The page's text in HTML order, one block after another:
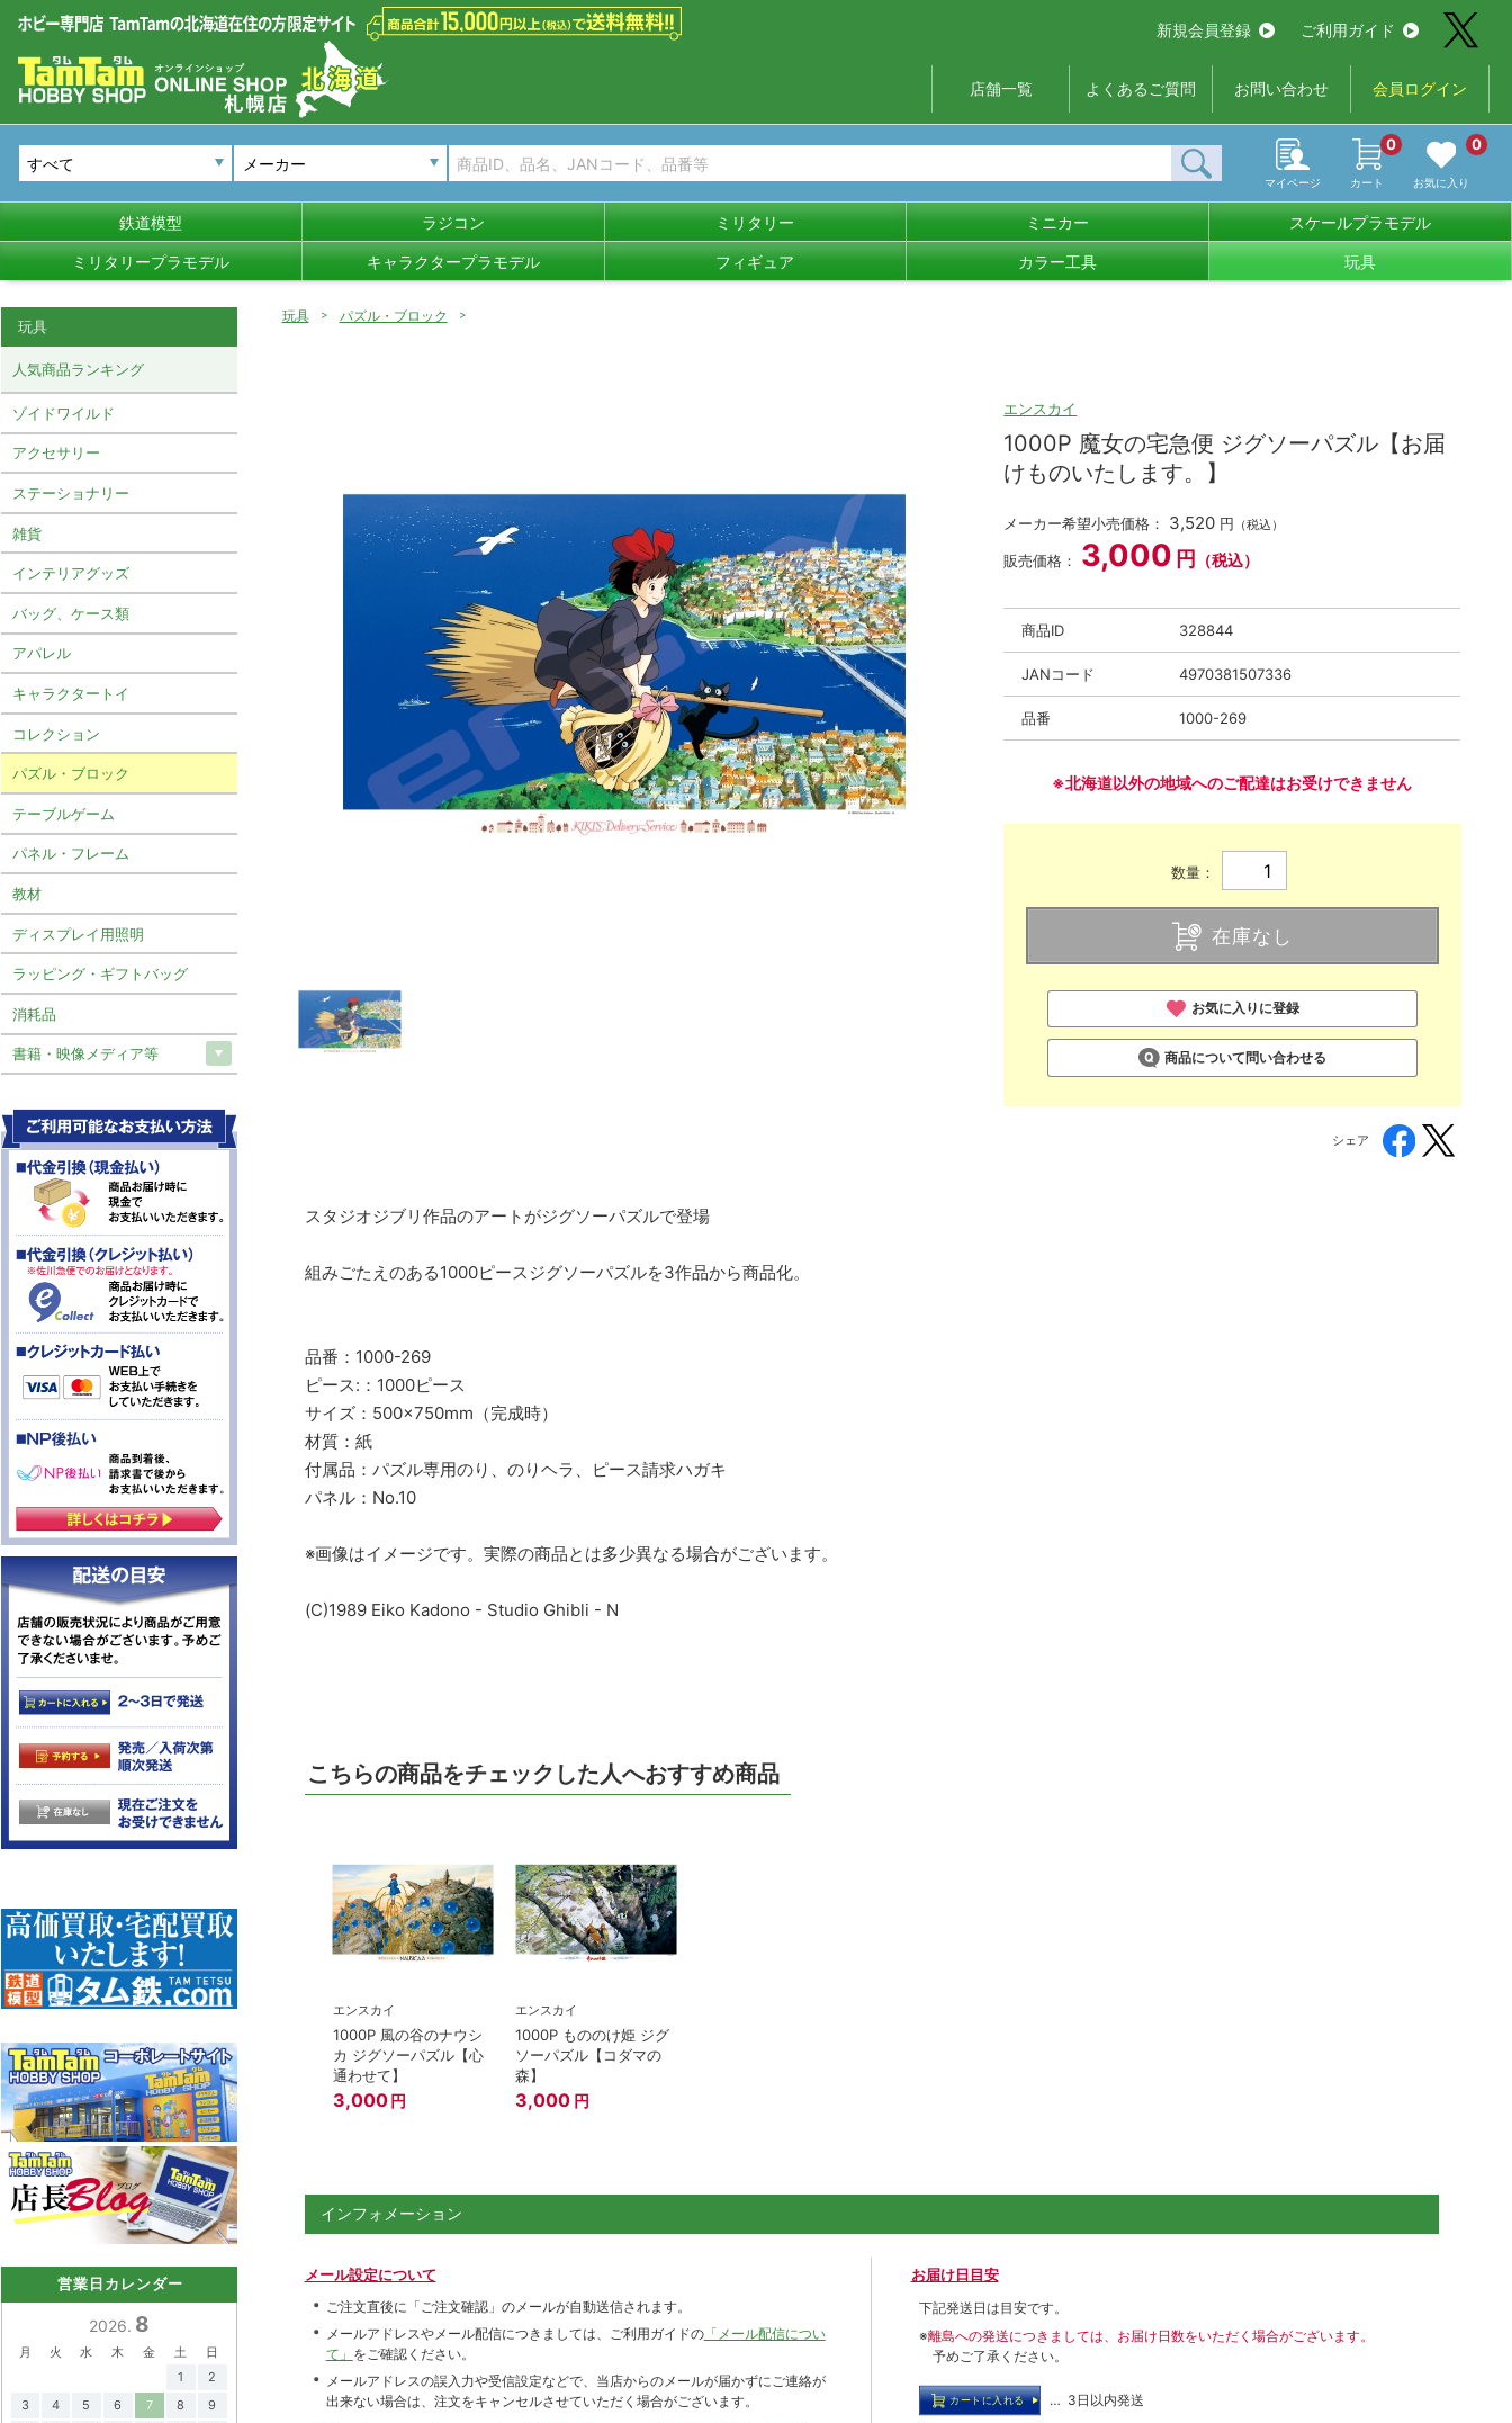
新規会員登録 ご利用ガイド
店舗一覧 よくあるご質問 お問い合わせ 会員ログイン
メーカー
マイページ カート
0
お気に入り
0
鉄道模型 ラジコン ミリタリー ミニカー スケールプラモデル
ミリタリープラモデル キャラクタープラモデル フィギュア カラー工具 玩具
玩具 パズル・ブロック
エンスカイ
1000P 魔女の宅急便 ジグソーパズル【お届
けものいたします。】
メーカー希望小売価格： 3,520 円 （税込）
販売価格： 3,000 円 （税込）
商品ID 328844
JANコード 4970381507336
品番 1000-269
※北海道以外の地域へのご配達はお受けできません
数量：
在庫なし
お気に入りに登録
商品について問い合わせる
シェア
スタジオジブリ作品のアートがジグソーパズルで登場
組みごたえのある1000ピースジグソーパズルを3作品から商品化。
品番：1000-269
ピース:：1000ピース
サイズ：500×750mm（完成時）
材質：紙
付属品：パズル専用のり、のりヘラ、ピース請求ハガキ
パネル：No.10
※画像はイメージです。実際の商品とは多少異なる場合がございます。
(C)1989 Eiko Kadono - Studio Ghibli - N
こちらの商品をチェックした人へおすすめ商品
エンスカイ
1000P 風の谷のナウシ
カ ジグソーパズル【心
通わせて】
3,000 円
エンスカイ
1000P もののけ姫 ジグ
ソーパズル【コダマの
森】
3,000 円
インフォメーション
メール設定について
ご注文直後に「ご注文確認」のメールが自動送信されます。
メールアドレスやメール配信につきましては、ご利用ガイドの「メール配信につい
て」 をご確認ください。
メールアドレスの誤入力や受信設定などで、当店からのメールが届かずにご連絡が
出来ない場合は、注文をキャンセルさせていただく場合がございます。
お届け日目安
下記発送日は目安です。
※離島への発送につきましては、お届け日数をいただく場合がございます。
予めご了承ください。
カートに入れる … 3日以内発送
玩具
人気商品ランキング
ゾイドワイルド
アクセサリー
ステーショナリー
雑貨
インテリアグッズ
バッグ、ケース類
アパレル
キャラクタートイ
コレクション
パズル・ブロック
テーブルゲーム
パネル・フレーム
教材
ディスプレイ用照明
ラッピング・ギフトバッグ
消耗品
書籍・映像メディア等
営業日カレンダー
2026. 8
月 火 水 木 金 土
日
1
2
3
4 5 6 7 8
9